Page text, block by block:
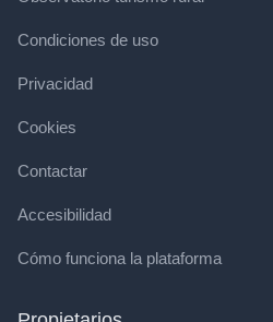
Condiciones de uso
Privacidad
Cookies
Contactar
Accesibilidad
Cómo funciona la plataforma